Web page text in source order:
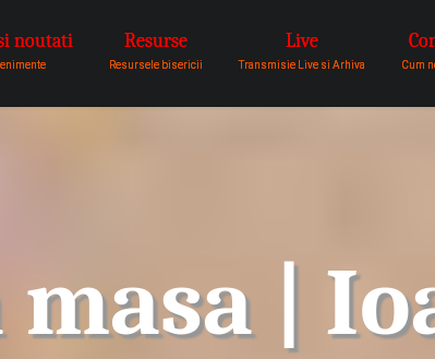
Dumnezeu catre
noutati Resurse
Resursele bisericii
Live
Transmisie Live si Arhiva Cum
|